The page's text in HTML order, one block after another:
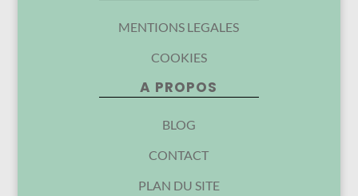
MENTIONS LEGALES
COOKIES
A PROPOS
BLOG
CONTACT
PLAN DU SITE